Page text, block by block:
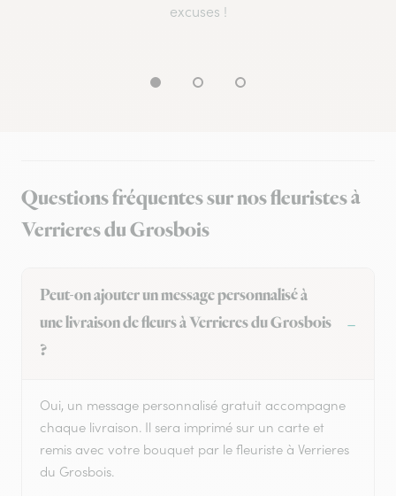
excuses !
Questions fréquentes sur nos fleuristes à
Verrieres du Grosbois
Peut-on ajouter un message personnalisé à
une livraison de fleurs à Verrieres du Grosbois
?
Oui, un message personnalisé gratuit accompagne
chaque livraison. Il sera imprimé sur un carte et
remis avec votre bouquet par le fleuriste à Verrieres
du Grosbois.